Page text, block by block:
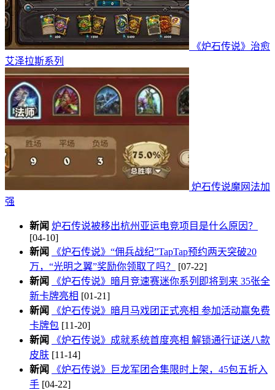
《炉石传说》治愈
艾泽拉斯系列
炉石传说魔网法加
强
新闻 炉石传说被移出杭州亚运电竞项目是什么原因？
[04-10]
新闻
《炉石传说》“佣兵战纪”TapTap预约两天突破20
万，“光明之翼”奖励你领取了吗？
[07-22]
新闻
《炉石传说》暗月竞速赛迷你系列即将到来 35张全
新卡牌亮相 [01-21]
新闻
《炉石传说》暗月马戏团正式亮相 参加活动赢免费
卡牌包 [11-20]
新闻
《炉石传说》成就系统首度亮相 解锁通行证送八款
皮肤 [11-14]
新闻
《炉石传说》巨龙军团合集限时上架，45包五折入
手 [04-22]